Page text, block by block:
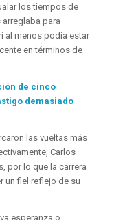
los tiempos de
arreglaba para
al menos podía estar
en términos de
de cinco
demasiado
las vueltas más
Carlos
por lo que la carrera
un fiel reflejo de su
esperanza o